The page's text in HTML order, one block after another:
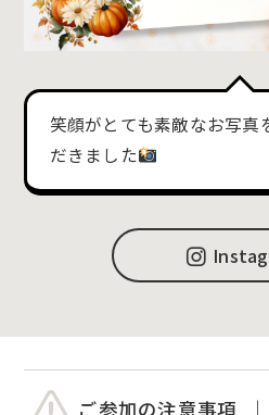
笑顔がとても素敵なお写真
だきました
ご参加の注意事項